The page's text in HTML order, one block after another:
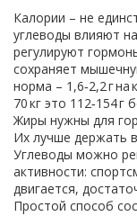
Калории – не
углеводы влияют
регулируют
сохраняет
норма – 1,6‑2,2 г
70 кг это 112‑154 г
Жиры нужны для
Их лучше держать
Углеводы можно
активности:
двигается,
Простой способ